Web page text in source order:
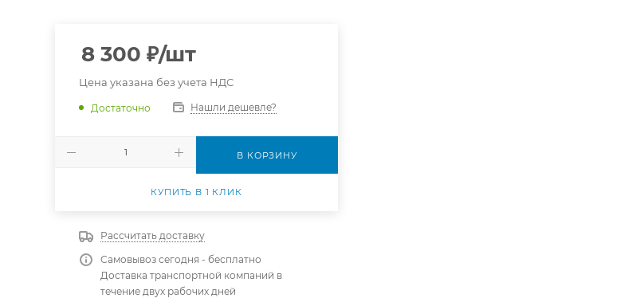
8 300 ₽/шт
Цена указана без учета НДС
Достаточно Нашли дешевле?
В КОРЗИНУ
КУПИТЬ В 1 КЛИК
Рассчитать доставку
Самовывоз сегодня - бесплатно
Доставка транспортной компаний в
течение двух рабочих дней